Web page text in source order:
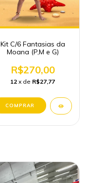
Kit C/6 Fantasias da
Moana (P,M e G)
R$270,00
12 x de R$27,77